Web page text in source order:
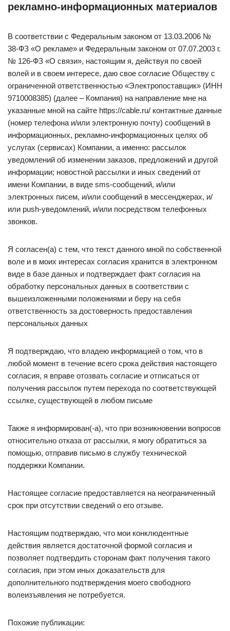
рекламно-информационных материалов
В соответствии с Федеральным законом от 13.03.2006 №
38-ФЗ «О рекламе» и Федеральным законом от 07.07.2003 г.
№ 126-ФЗ «О связи», настоящим я, действуя по своей
волей и в своем интересе, даю свое согласие Обществу с
ограниченной ответственностью «Электропоставщик» (ИНН
9710008385) (далее – Компания) на направление мне на
указанные мной на сайте https://cable.ru/ контактные данные
(номер телефона и/или электронную почту) сообщений в
информационных, рекламно-информационных целях об
услугах (сервисах) Компании, а именно: рассылок
уведомлений об изменении заказов, предложений и другой
информации; новостной рассылки и иных сведений от
имени Компании, в виде sms-сообщений, и/или
электронных писем, и/или сообщений в мессенджерах, и/
или push-уведомлений, и/или посредством телефонных
звонков.
Я согласен(а) с тем, что текст данного мной по собственной
воле и в моих интересах согласия хранится в электронном
виде в базе данных и подтверждает факт согласия на
обработку персональных данных в соответствии с
вышеизложенными положениями и беру на себя
ответственность за достоверность предоставления
персональных данных
Я подтверждаю, что владею информацией о том, что в
любой момент в течение всего срока действия настоящего
согласия, я вправе отозвать согласие и отписаться от
получения рассылок путем перехода по соответствующей
ссылке, существующей в любом письме
Также я информирован(-а), что при возникновении вопросов
относительно отказа от рассылки, я могу обратиться за
помощью, отправив письмо в службу технической
поддержки Компании.
Настоящее согласие предоставляется на неограниченный
срок при отсутствии сведений о его отзыве.
Настоящим подтверждаю, что мои конклюдентные
действия является достаточной формой согласия и
позволяет подтвердить сторонам факт получения такого
согласия, при этом иных доказательств для
дополнительного подтверждения моего свободного
волеизъявления не потребуется.
Похожие публикации: